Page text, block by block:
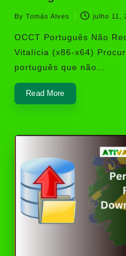
Posted
by
By Tomás Alves julho 11,
OCCT Português Não
Vitalícia (x86-x64)
português que não…
Read More